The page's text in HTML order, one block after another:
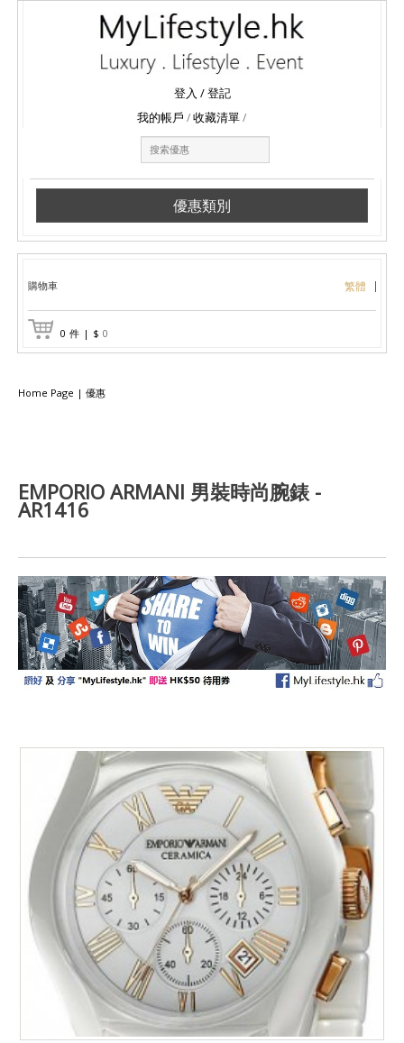
登入 /登記
我的帳戶
收藏清單
優惠類別
購物車 繁體
0 件 | $ 0
Home Page | 優惠
EMPORIO ARMANI 男裝時尚腕錶 -
AR1416